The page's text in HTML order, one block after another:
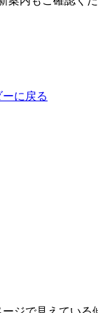
ーに戻る